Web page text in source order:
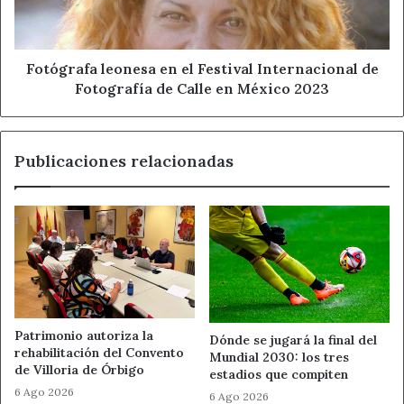
de
Fotografía
de
Calle
Fotógrafa leonesa en el Festival Internacional de
Fotografía de Calle en México 2023
Publicaciones relacionadas
Patrimonio autoriza la
rehabilitación del Convento
de Villoria de Órbigo
6 Ago 2026
Dónde se jugará la final del
Mundial 2030: los tres
estadios que compiten
6 Ago 2026